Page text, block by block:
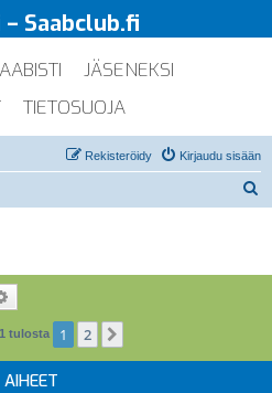
Saabclub.fi
JÄSENEKSI
TIETOSUOJA
Kirjaudu sisään
Rekisteröidy
tulosta 1 2
AIHEET